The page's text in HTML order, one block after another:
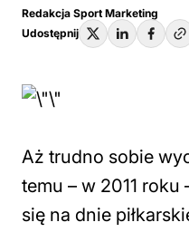
Redakcja Sport Marketing
Udostępnij
Aż trudno sobie
temu – w 2011 roku
się na dnie